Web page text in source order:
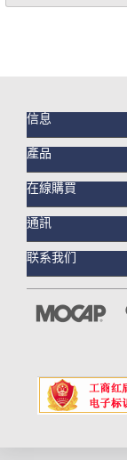
信息
產品
在線購買
通訊
联系我们